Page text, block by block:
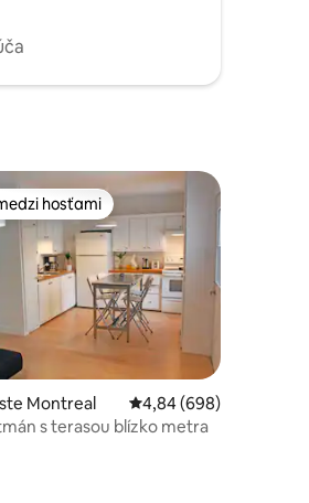
z 5, počet hodnotení: 190
hosťami
hosťami
Montreal Priemerné
4,84 (698)
s terasou blízko metra